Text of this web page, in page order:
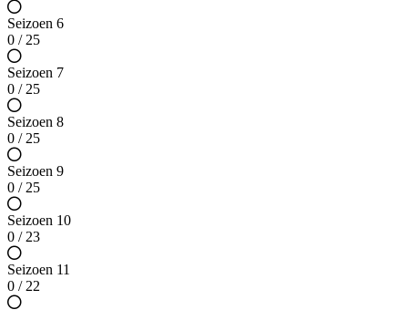
Seizoen 6
0 / 25
Seizoen 7
0 / 25
Seizoen 8
0 / 25
Seizoen 9
0 / 25
Seizoen 10
0 / 23
Seizoen 11
0 / 22